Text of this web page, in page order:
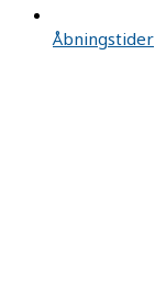
Åbningstider